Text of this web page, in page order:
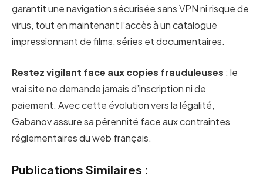
garantit une navigation sécurisée sans VPN ni risque de
virus, tout en maintenant l’accès à un catalogue
impressionnant de films, séries et documentaires.
Restez vigilant face aux copies frauduleuses : le
vrai site ne demande jamais d’inscription ni de
paiement. Avec cette évolution vers la légalité,
Gabanov assure sa pérennité face aux contraintes
réglementaires du web français.
Publications Similaires :